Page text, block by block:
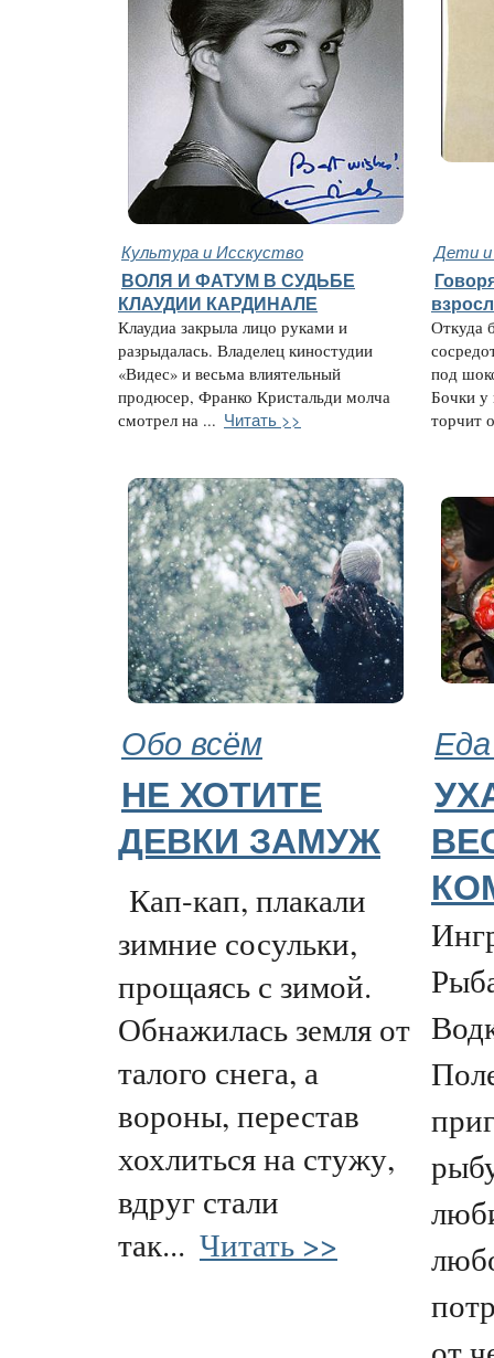
Культура и Исскуство Дети и
ВОЛЯ И ФАТУМ В СУДЬБЕ
КЛАУДИИ КАРДИНАЛЕ
Клаудиа закрыла лицо руками и
разрыдалась. Владелец киностудии
«Видес» и весьма влиятельный
продюсер, Франко Кристальди молча
смотрел на ... Читать >>
Откуда
под
Бочки у
торчит
Обо всём
НЕ ХОТИТЕ
ДЕВКИ ЗАМУЖ
Кап-кап, плакали
зимние сосульки,
прощаясь с зимой.
Обнажилась земля от
талого снега, а
вороны, перестав
хохлиться на стужу,
вдруг стали
так... Читать >>